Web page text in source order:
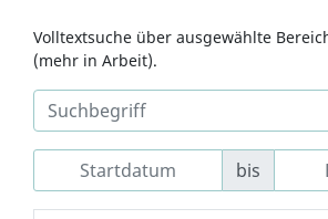
Volltextsuche über ausgewählte
(mehr in Arbeit).
bis